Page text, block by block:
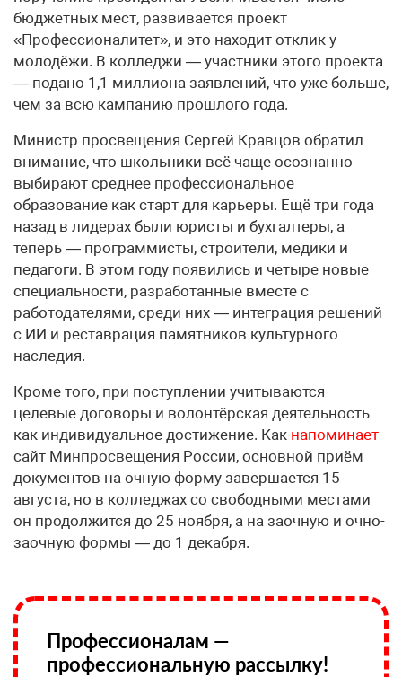
бюджетных мест, развивается проект
«Профессионалитет», и это находит отклик у
молодёжи. В колледжи — участники этого проекта
— подано 1,1 миллиона заявлений, что уже больше,
чем за всю кампанию прошлого года.
Министр просвещения Сергей Кравцов обратил
внимание, что школьники всё чаще осознанно
выбирают среднее профессиональное
образование как старт для карьеры. Ещё три года
назад в лидерах были юристы и бухгалтеры, а
теперь — программисты, строители, медики и
педагоги. В этом году появились и четыре новые
специальности, разработанные вместе с
работодателями, среди них — интеграция решений
с ИИ и реставрация памятников культурного
наследия.
Кроме того, при поступлении учитываются
целевые договоры и волонтёрская деятельность
как индивидуальное достижение. Как напоминает
сайт Минпросвещения России, основной приём
документов на очную форму завершается 15
августа, но в колледжах со свободными местами
он продолжится до 25 ноября, а на заочную и очно-
заочную формы — до 1 декабря.
Профессионалам —
профессиональную рассылку!